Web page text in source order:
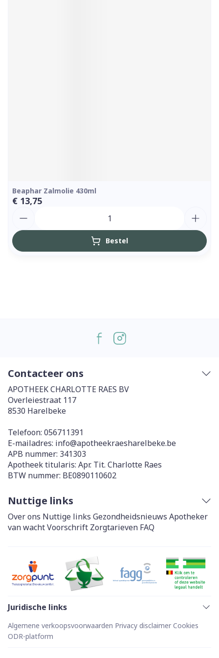
Beaphar Zalmolie 430ml
€ 13,75
Bestel
Contacteer ons
APOTHEEK CHARLOTTE RAES BV
Overleiestraat 117
8530 Harelbeke
Telefoon: 056711391
E-mailadres: info@apotheekraesharelbeke.be
APB nummer: 341303
Apotheek titularis: Apr. Tit. Charlotte Raes
BTW nummer: BE0890110602
Nuttige links
Over ons Nuttige links Gezondheidsnieuws Apotheker
van wachtVoorschrift Zorgtarieven FAQ
Juridische links
Algemene verkoopsvoorwaarden Privacy disclaimer Cookies
ODR-platform